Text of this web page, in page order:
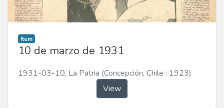
Item
10 de marzo de 1931
1931-03-10, La Patria (Concepción, Chile : 1923)
View